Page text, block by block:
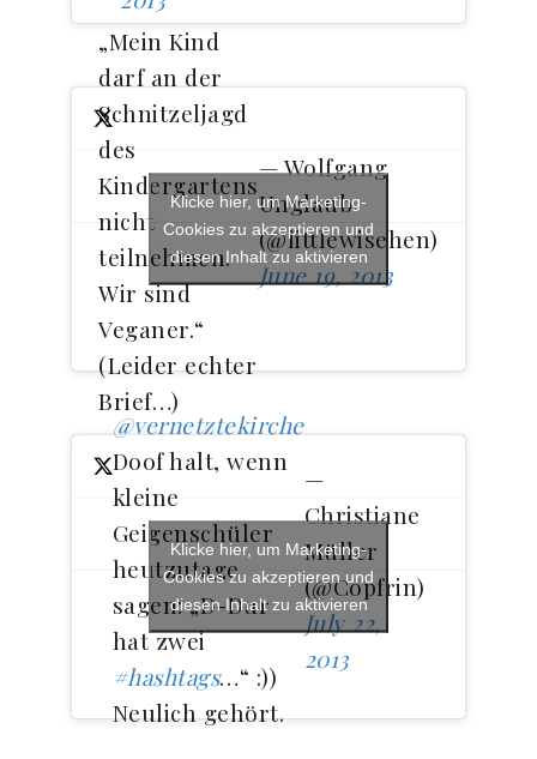
„Mein Kind
darf an der
Schnitzeljagd
des
Kindergartens
nicht
teilnehmen.
Wir sind
Veganer.“
(Leider echter
Brief…)
— Wolfgang
Unglaub
(@littlewisehen)
June 19, 2013
Klicke hier, um Marketing-
Cookies zu akzeptieren und
diesen Inhalt zu aktivieren
@vernetztekirche
Doof halt, wenn
kleine
Geigenschüler
heutzutage
sagen: „D-Dur
hat zwei
#hashtags…“ :))
Neulich gehört.
—
Christiane
Müller
(@Copfrin)
July 22,
2013
Klicke hier, um Marketing-
Cookies zu akzeptieren und
diesen Inhalt zu aktivieren